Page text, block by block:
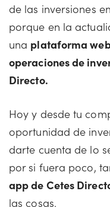
de las inversiones
porque en la
una plataforma
operaciones de
Directo.
Hoy y desde tu
oportunidad de
darte cuenta de lo
por si fuera poco,
app de Cetes
las cosas.